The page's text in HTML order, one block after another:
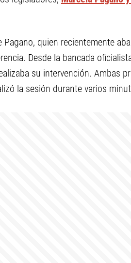
quien recientemente
Desde la bancada
su intervención. Ambas
la sesión durante varios